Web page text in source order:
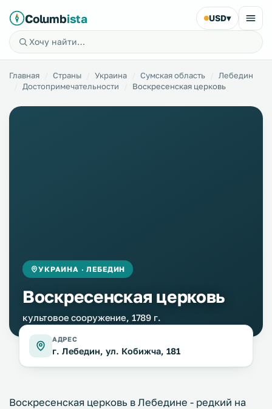
Columbista USD▾
Главная Страны Украина Сумская область
Лебедин
Достопримечательности
Воскресенская церковь
УКРАИНА · ЛЕБЕДИН
Воскресенская церковь
культовое сооружение, 1789 г.
АДРЕС
г. Лебедин, ул. Кобижча, 181
Воскресенская церковь в Лебедине - редкий на